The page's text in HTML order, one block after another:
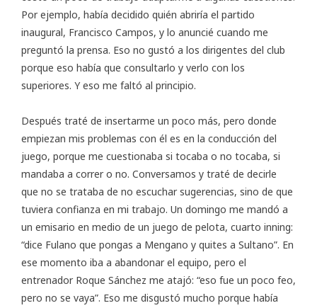
Por ejemplo, había decidido quién abriría el partido
inaugural, Francisco Campos, y lo anuncié cuando me
preguntó la prensa. Eso no gustó a los dirigentes del club
porque eso había que consultarlo y verlo con los
superiores. Y eso me faltó al principio.
Después traté de insertarme un poco más, pero donde
empiezan mis problemas con él es en la conducción del
juego, porque me cuestionaba si tocaba o no tocaba, si
mandaba a correr o no. Conversamos y traté de decirle
que no se trataba de no escuchar sugerencias, sino de que
tuviera confianza en mi trabajo. Un domingo me mandó a
un emisario en medio de un juego de pelota, cuarto inning:
“dice Fulano que pongas a Mengano y quites a Sultano”. En
ese momento iba a abandonar el equipo, pero el
entrenador Roque Sánchez me atajó: “eso fue un poco feo,
pero no se vaya”. Eso me disgustó mucho porque había